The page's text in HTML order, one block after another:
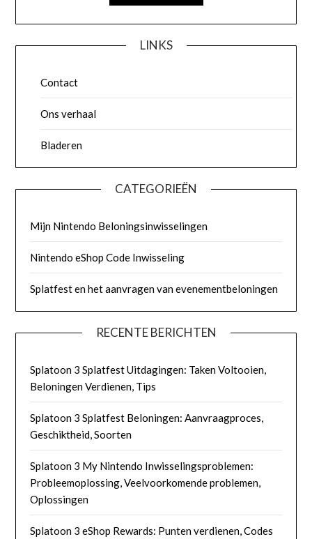
LINKS
Contact
Ons verhaal
Bladeren
CATEGORIEËN
Mijn Nintendo Beloningsinwisselingen
Nintendo eShop Code Inwisseling
Splatfest en het aanvragen van evenementbeloningen
RECENTE BERICHTEN
Splatoon 3 Splatfest Uitdagingen: Taken Voltooien,
Beloningen Verdienen, Tips
Splatoon 3 Splatfest Beloningen: Aanvraagproces,
Geschiktheid, Soorten
Splatoon 3 My Nintendo Inwisselingsproblemen:
Probleemoplossing, Veelvoorkomende problemen,
Oplossingen
Splatoon 3 eShop Rewards: Punten verdienen, Codes